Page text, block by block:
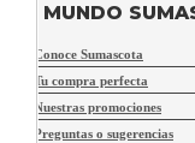
MUNDO
Conoce Sumascota
Tu compra perfecta
Nuestras promociones
Preguntas o sugerencias